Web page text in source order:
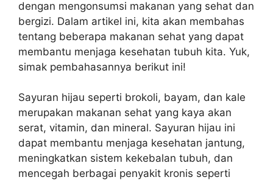
dengan mengonsumsi makanan yang sehat dan
bergizi. Dalam artikel ini, kita akan membahas
tentang beberapa makanan sehat yang dapat
membantu menjaga kesehatan tubuh kita. Yuk,
simak pembahasannya berikut ini!
Sayuran hijau seperti brokoli, bayam, dan kale
merupakan makanan sehat yang kaya akan
serat, vitamin, dan mineral. Sayuran hijau ini
dapat membantu menjaga kesehatan jantung,
meningkatkan sistem kekebalan tubuh, dan
mencegah berbagai penyakit kronis seperti